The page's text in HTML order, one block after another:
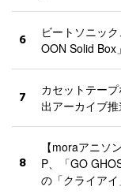
6
ビートソニッ
OON Solid Box
7
カセットテー
出アーカイブ推
8
【moraアニソ
P、「GO
の「クライアイ